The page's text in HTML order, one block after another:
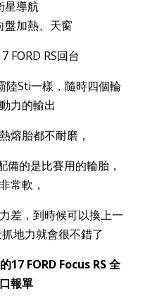
星導航
盤加熱、天窗
陸Sti一樣，隨時四個輪
力的輸出
熔胎都不耐磨，
備的是比賽用的輪胎，
常軟，
差，到時候可以換上一
地力就會很不錯了
17 FORD Focus RS 全
報單